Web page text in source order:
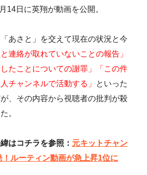
14日に英翔が動画を公開。
あさと」を交えて現在の状況と今
と連絡が取れていないことの報告」
したことについての謝罪」「この件
チャンネルで活動する」
といった
、その内容から視聴者の批判が殺
。
はコチラを参照： 元キットチャン
ルーティン動画が急上昇1位に